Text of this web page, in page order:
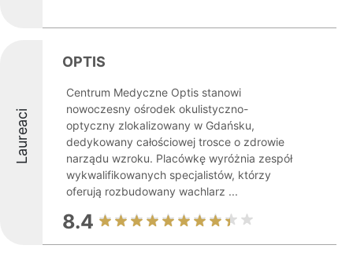
Laureaci
OPTIS
Centrum Medyczne Optis stanowi
nowoczesny ośrodek okulistyczno-
optyczny zlokalizowany w Gdańsku,
dedykowany całościowej trosce o zdrowie
narządu wzroku. Placówkę wyróżnia zespół
wykwalifikowanych specjalistów, którzy
oferują rozbudowany wachlarz ...
8.4